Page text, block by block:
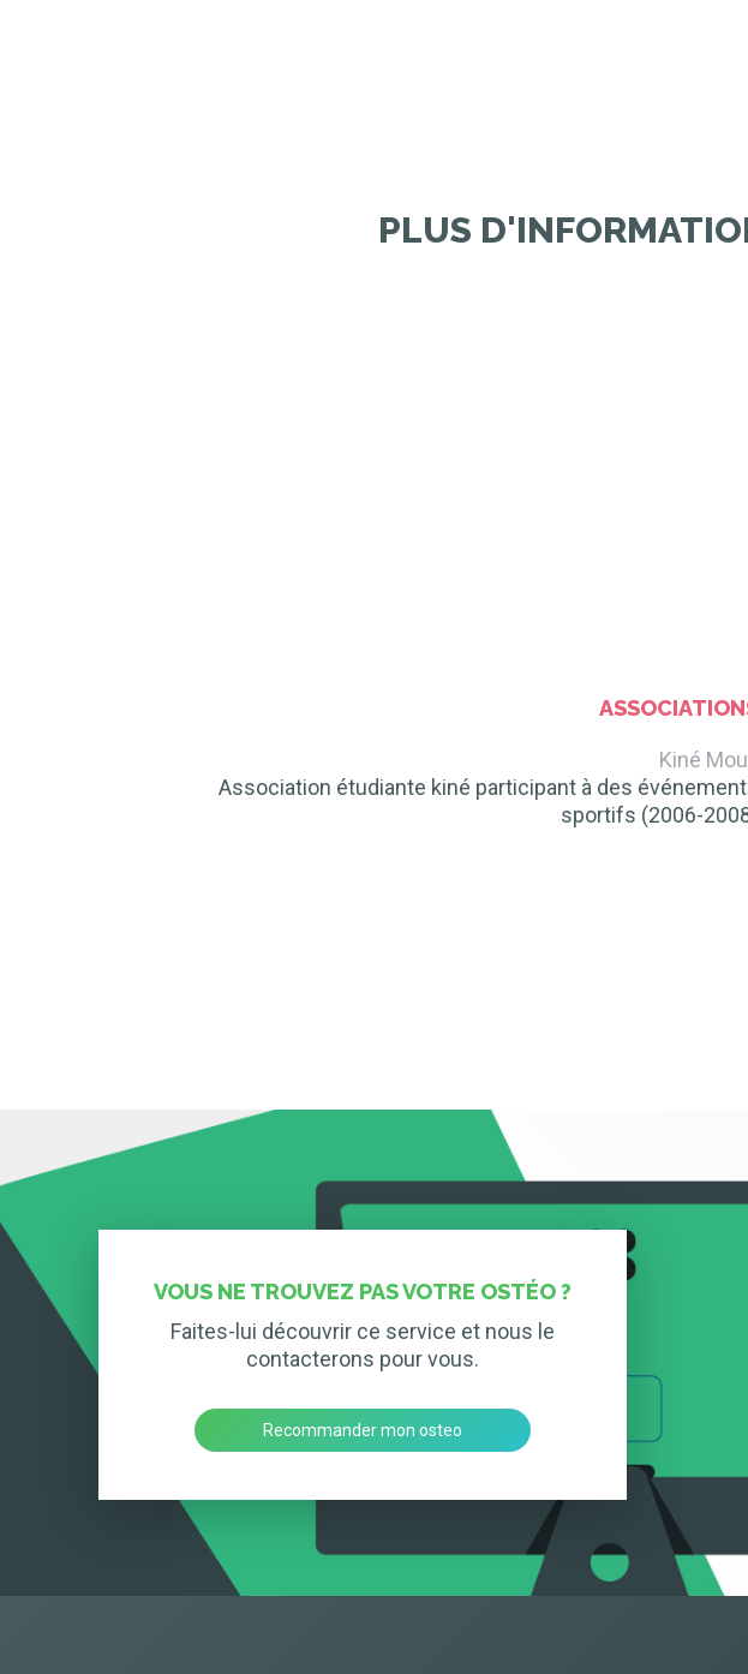
PLUS
Kiné
Association étudiante kiné participant à des
sportifs (2006-
VOUS NE TROUVEZ PAS VOTRE OSTÉO ?
Faites-lui découvrir ce service et nous le
contacterons pour vous.
Recommander mon osteo